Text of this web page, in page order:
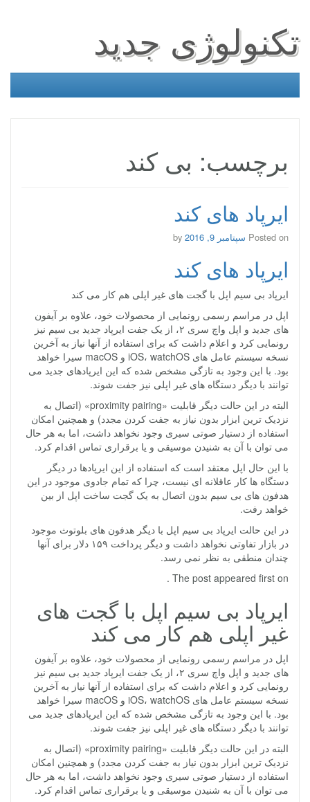
تکنولوژی جدید
برچسب: بی کند
ایرپاد های کند
Posted on سپتامبر 9, 2016
ایرپاد های کند
ایرپاد بی سیم اپل با گجت های غیر اپلی هم کار می کند
اپل در مراسم رسمی رونمایی از محصولات خود، علاوه بر آیفون
های جدید و اپل واچ سری ۲، از یک جفت ایرپاد جدید بی سیم نیز
رونمایی کرد و اعلام داشت که برای استفاده از آنها نیاز به آخرین
نسخه سیستم عامل های iOS، watchOS و macOS سیرا خواهد
بود. با این وجود به تازگی مشخص شده که این ایرپادهای جدید می
توانند با دیگر دستگاه های غیر اپلی نیز جفت شوند.
البته در این حالت دیگر قابلیت «proximity pairing» (اتصال به
نزدیک ترین ابزار بدون نیاز به جفت کردن مجدد) و همچنین امکان
استفاده از دستیار صوتی سیری وجود نخواهد داشت، اما به هر حال
می توان با آن به شنیدن موسیقی و یا برقراری تماس اقدام کرد.
با این حال اپل معتقد است که استفاده از این ایرپادها در دیگر
دستگاه ها کار عاقلانه ای نیست، چرا که تمام جادوی موجود در این
هدفون های بی سیم بدون اتصال به یک گجت ساخت اپل از بین
خواهد رفت.
در این حالت ایرپاد بی سیم اپل با دیگر هدفون های بلوتوث موجود
در بازار تفاوتی نخواهد داشت و دیگر پرداخت ۱۵۹ دلار برای آنها
چندان منطقی به نظر نمی رسد.
The post appeared first on .
ایرپاد بی سیم اپل با گجت های
غیر اپلی هم کار می کند
اپل در مراسم رسمی رونمایی از محصولات خود، علاوه بر آیفون
های جدید و اپل واچ سری ۲، از یک جفت ایرپاد جدید بی سیم نیز
رونمایی کرد و اعلام داشت که برای استفاده از آنها نیاز به آخرین
نسخه سیستم عامل های iOS، watchOS و macOS سیرا خواهد
بود. با این وجود به تازگی مشخص شده که این ایرپادهای جدید می
توانند با دیگر دستگاه های غیر اپلی نیز جفت شوند.
البته در این حالت دیگر قابلیت «proximity pairing» (اتصال به
نزدیک ترین ابزار بدون نیاز به جفت کردن مجدد) و همچنین امکان
استفاده از دستیار صوتی سیری وجود نخواهد داشت، اما به هر حال
می توان با آن به شنیدن موسیقی و یا برقراری تماس اقدام کرد.